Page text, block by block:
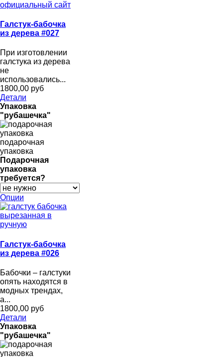
Галстук-бабочка
из дерева #027
При изготовлении
галстука из дерева
не
использовались...
1800,00 руб
Детали
Упаковка
"рубашечка"
подарочная
упаковка
Подарочная
упаковка
требуется?
Опции
Галстук-бабочка
из дерева #026
Бабочки – галстуки
опять находятся в
модных трендах,
а...
1800,00 руб
Детали
Упаковка
"рубашечка"